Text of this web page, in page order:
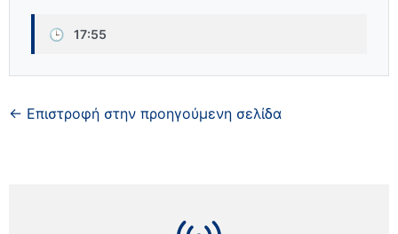
🕒 17:55
← Επιστροφή στην προηγούμενη σελίδα